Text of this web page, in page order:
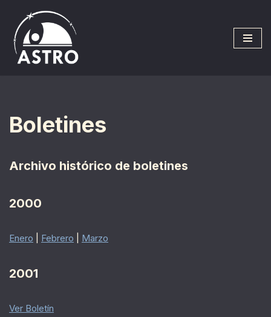
Saltar
al
contenido
Boletines
Archivo histórico de boletines
2000
Enero Febrero Marzo
2001
Ver Boletín